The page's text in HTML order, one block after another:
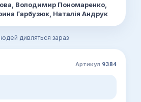
Володимир Пономаренко,
Гарбузюк, Наталія Андрук
дивляться зараз
Артикул 9384